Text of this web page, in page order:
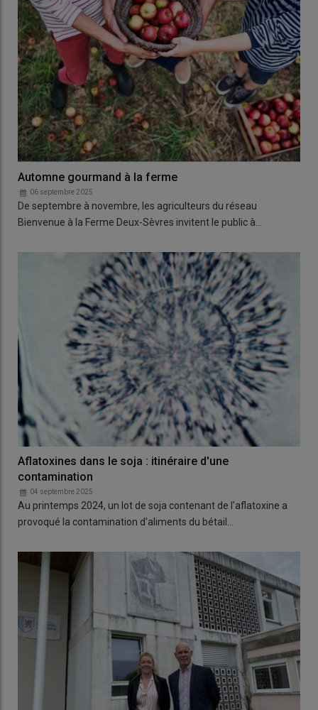
Automne gourmand à la ferme
06 septembre 2025
De septembre à novembre, les agriculteurs du réseau
Bienvenue à la Ferme Deux-Sèvres invitent le public à…
Aflatoxines dans le soja : itinéraire d'une
contamination
04 septembre 2025
Au printemps 2024, un lot de soja contenant de l'aflatoxine a
provoqué la contamination d'aliments du bétail…